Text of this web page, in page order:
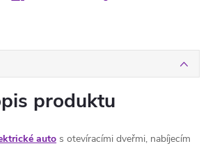
produktu
auto s otevíracími dveřmi, nabíjecím